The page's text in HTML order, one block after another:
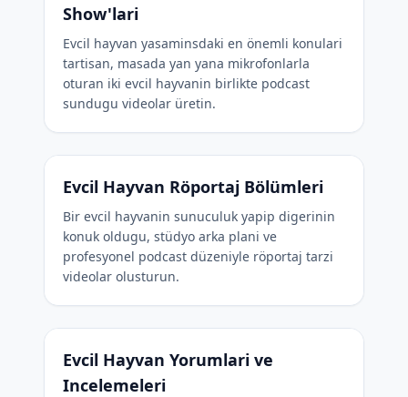
Show'lari
Evcil hayvan yasaminsdaki en önemli konulari
tartisan, masada yan yana mikrofonlarla
oturan iki evcil hayvanin birlikte podcast
sundugu videolar üretin.
Evcil Hayvan Röportaj Bölümleri
Bir evcil hayvanin sunuculuk yapip digerinin
konuk oldugu, stüdyo arka plani ve
profesyonel podcast düzeniyle röportaj tarzi
videolar olusturun.
Evcil Hayvan Yorumlari ve
Incelemeleri